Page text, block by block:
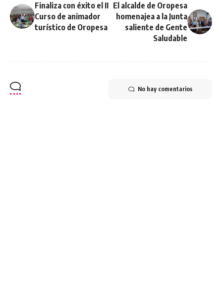
Finaliza con éxito el II
Curso de animador
turístico de Oropesa
El alcalde de Oropesa
homenajea a la Junta
saliente de Gente
Saludable
No hay comentarios